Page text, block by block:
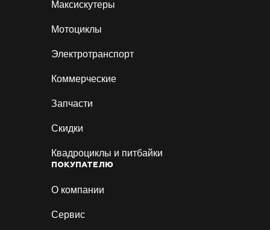
Максискутеры
Мотоциклы
Электротранспорт
Коммерческие
Запчасти
Скидки
Квадроциклы и питбайки
ПОКУПАТЕЛЮ
О компании
Сервис